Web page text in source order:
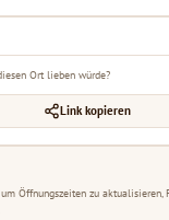
Ort lieben würde?
Link kopieren
Öffnungszeiten zu aktualisieren,